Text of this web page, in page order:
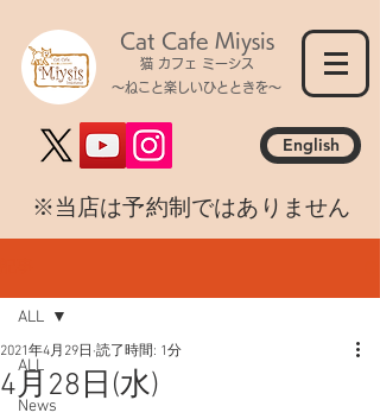
Cat Cafe Miysis
猫 カフェ ミーシス
～ねこと楽しいひとときを～
English
​※当店は予約制ではありません
ALL
News
ALL
4月28日(水)
2021年4月29日 読了時間: 1分